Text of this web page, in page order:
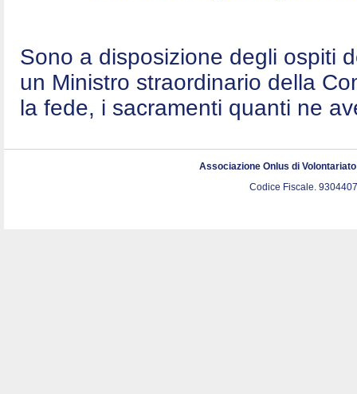
Sono a disposizione degli ospiti
un Ministro straordinario della
la fede, i sacramenti quanti ne
Associazione Onlus di
Codice Fiscale.